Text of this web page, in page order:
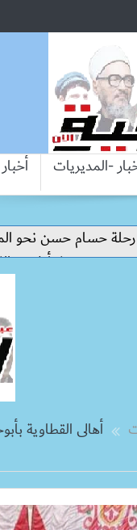
-المديريات
حسن نحو المجد
أهالى القطاوية